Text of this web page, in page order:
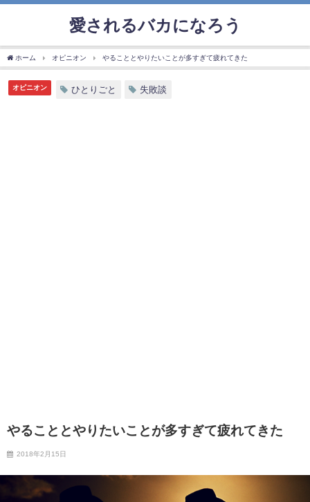
愛されるバカになろう
ホーム オピニオン やることとやりたいことが多すぎて疲れてきた
オピニオン ひとりごと 失敗談
やることとやりたいことが多すぎて疲れてきた
2018年2月15日